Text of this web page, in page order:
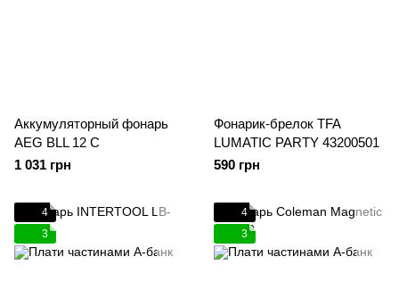
Аккумуляторный фонарь
AEG BLL 12 С
1 031 грн
Фонарик-брелок TFA
LUMATIC PARTY 43200501
590 грн
4
3
4
3